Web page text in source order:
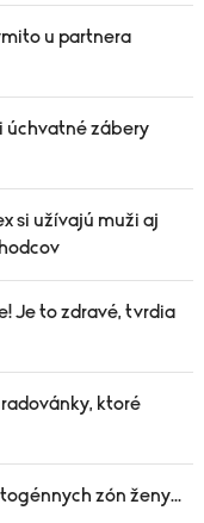
u partnera
úchvatné zábery
si užívajú muži aj
Je to zdravé, tvrdia
ktoré
zón ženy...